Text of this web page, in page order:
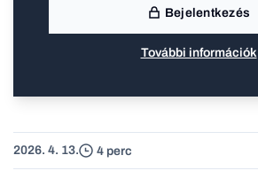
Bejelentkezés
További információk
2026. 4. 13. 4 perc